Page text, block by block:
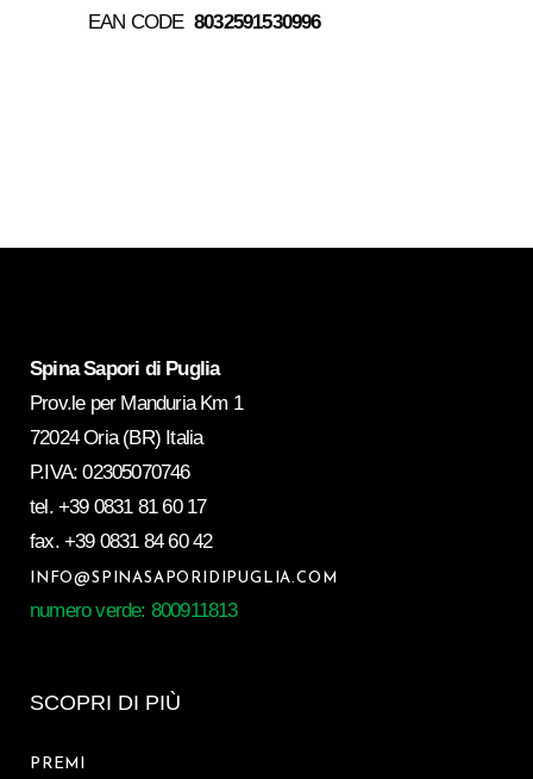
EAN CODE 8032591530996
Spina Sapori di Puglia
Prov.le per Manduria Km 1
72024 Oria (BR) Italia
P.IVA: 02305070746
tel.+39 0831 81 60 17
fax.+39 0831 84 60 42
INFO@SPINASAPORIDIPUGLIA.COM
numero verde: 800911813
SCOPRI DI PIÙ
PREMI